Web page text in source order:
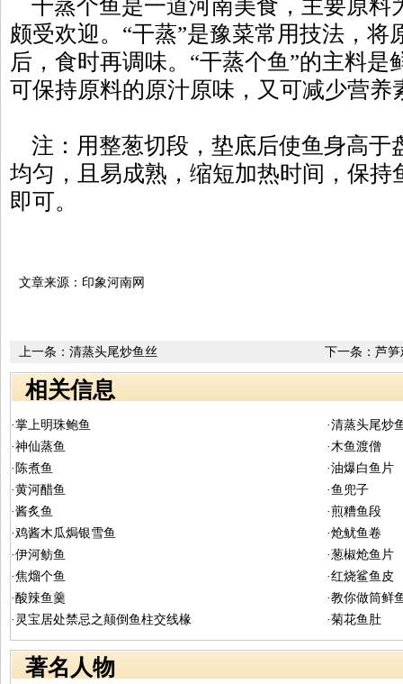
干蒸个鱼是一道河南美食，主要原料
颇受欢迎。“干蒸”是豫菜常用技法，将
后，食时再调味。“干蒸个鱼”的主料是
可保持原料的原汁原味，又可减少营养
注：用整葱切段，垫底后使鱼身高于
均匀，且易成熟，缩短加热时间，保持
即可。
文章来源：印象河南网
下一条： 芦笋
上一条： 清蒸头尾炒鱼丝
相关信息
·掌上明珠鲍鱼
·清蒸头尾炒
·神仙蒸鱼
·木鱼渡僧
·陈煮鱼
·油爆白鱼片
·黄河醋鱼
·鱼兜子
·酱炙鱼
·煎糟鱼段
·鸡酱木瓜焗银雪鱼
·炝鱿鱼卷
·伊河鲂鱼
·葱椒炝鱼片
·焦熘个鱼
·红烧鲨鱼皮
·酸辣鱼羹
·教你做筒鲜
·灵宝居处禁忌之颠倒鱼柱交线椽
·菊花鱼肚
著名人物